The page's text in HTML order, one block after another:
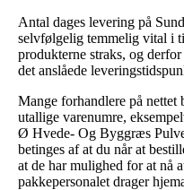
Antal dages levering på
selvfølgelig temmelig vital i
produkterne straks, og
det anslåede
Mange forhandlere på nettet
utallige varenumre,
Ø Hvede- Og Byggræs
betinges af at du når at
at de har mulighed for at nå
pakkepersonalet drager